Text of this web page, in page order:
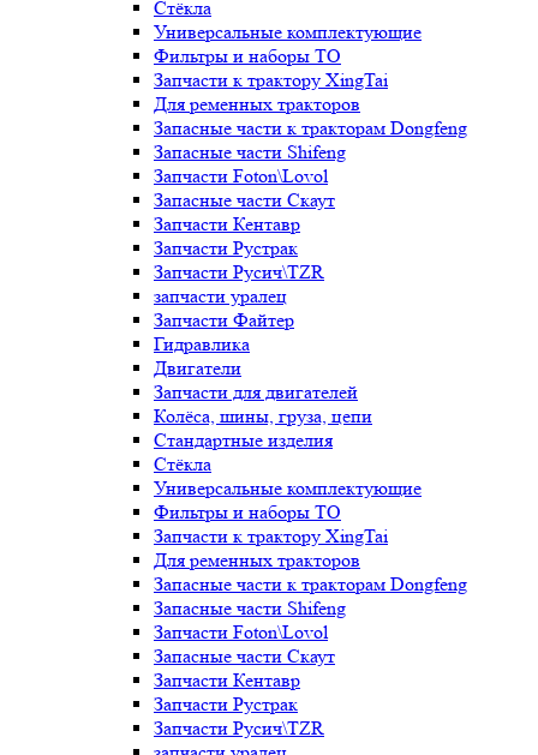
Стёкла
Универсальные комплектующие
Фильтры и наборы ТО
Запчасти к трактору XingTai
Для ременных тракторов
Запасные части к тракторам Dongfeng
Запасные части Shifeng
Запчасти Foton\Lovol
Запасные части Скаут
Запчасти Кентавр
Запчасти Рустрак
Запчасти Русич\TZR
запчасти уралец
Запчасти Файтер
Гидравлика
Двигатели
Запчасти для двигателей
Колёса, шины, груза, цепи
Стандартные изделия
Стёкла
Универсальные комплектующие
Фильтры и наборы ТО
Запчасти к трактору XingTai
Для ременных тракторов
Запасные части к тракторам Dongfeng
Запасные части Shifeng
Запчасти Foton\Lovol
Запасные части Скаут
Запчасти Кентавр
Запчасти Рустрак
Запчасти Русич\TZR